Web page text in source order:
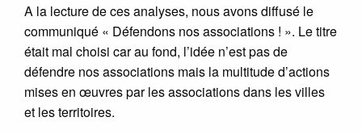
A la lecture de ces analyses, nous avons diffusé le
communiqué « Défendons nos associations ! ». Le titre
était mal choisi car au fond, l’idée n’est pas de
défendre nos associations mais la multitude d’actions
mises en œuvres par les associations dans les villes
et les territoires.